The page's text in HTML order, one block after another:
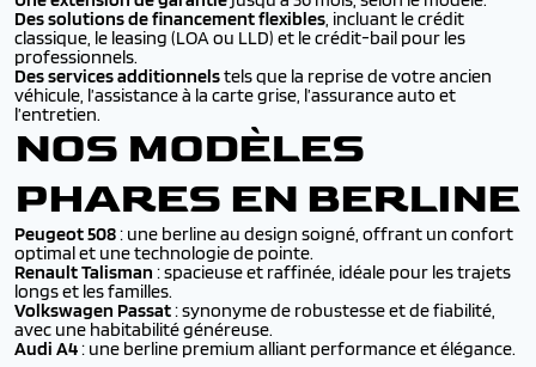
Des solutions de financement flexibles, incluant le crédit
classique, le leasing (LOA ou LLD) et le crédit-bail pour les
professionnels.
Des services additionnelstels que la reprise de votre ancien
véhicule, l’assistance à la carte grise, l’assurance auto et
l’entretien.
NOS MODÈLES
PHARES EN BERLINE
Peugeot 508: une berline au design soigné, offrant un confort
optimal et une technologie de pointe.
Renault Talisman : spacieuse et raffinée, idéale pour les trajets
longs et les familles.
Volkswagen Passat: synonyme de robustesse et de fiabilité,
avec une habitabilité généreuse.
Audi A4: une berline premium alliant performance et élégance.